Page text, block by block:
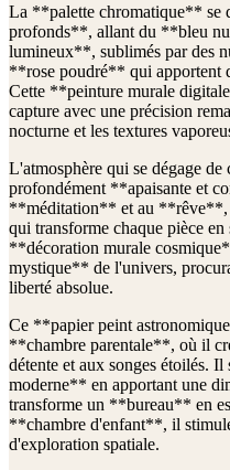
La **palette chromatique** se
profonds**, allant du **bleu
lumineux**, sublimés par des
**rose poudré** qui apportent
Cette **peinture murale
capture avec une précision
nocturne et les textures
L'atmosphère qui se dégage
profondément **apaisante et
**méditation** et au **rêve**,
qui transforme chaque pièce en
**décoration murale
mystique** de l'univers,
liberté absolue.
Ce **papier peint
**chambre parentale**, où il
détente et aux songes étoilés.
moderne** en apportant une
transforme un **bureau** en
**chambre d'enfant**, il
d'exploration spatiale.